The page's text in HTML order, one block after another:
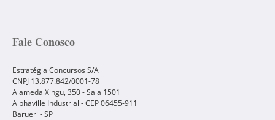
Fale Conosco
Estratégia Concursos S/A
CNPJ 13.877.842/0001-78
Alameda Xingu, 350 - Sala 1501
Alphaville Industrial - CEP06455-911
Barueri -SP